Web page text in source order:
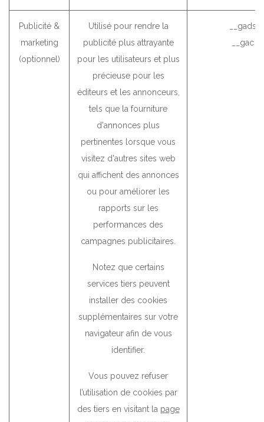
Publicité &
marketing
(optionnel)
Utilisé pour rendre la
publicité plus attrayante
pour les utilisateurs et plus
précieuse pour les
éditeurs et les annonceurs,
tels que la fourniture
d'annonces plus
pertinentes lorsque vous
visitez d'autres sites web
qui affichent des annonces
ou pour améliorer les
rapports sur les
performances des
campagnes publicitaires.
Notez que certains
services tiers peuvent
installer des cookies
supplémentaires sur votre
navigateur afin de vous
identifier.
Vous pouvez refuser
l’utilisation de cookies par
des tiers en visitant la page
__gads
__gac